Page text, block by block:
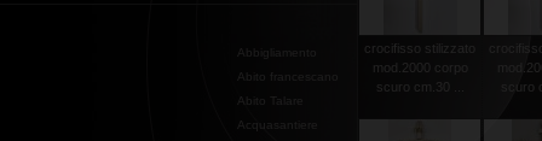
Abbigliamento
Abito francescano
Abito Talare
Acquasantiere
crocifisso stilizzato
mod.2000 corpo
scuro cm.30 ...
scuro